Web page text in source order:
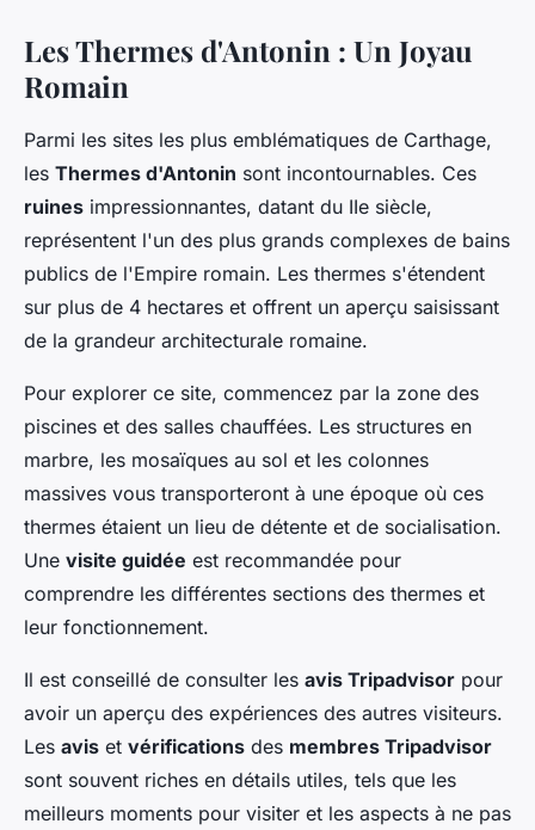
Les Thermes d'Antonin : Un Joyau
Romain
Parmi les sites les plus emblématiques de Carthage,
les Thermes d'Antonin sont incontournables. Ces
ruines impressionnantes, datant du IIe siècle,
représentent l'un des plus grands complexes de bains
publics de l'Empire romain. Les thermes s'étendent
sur plus de 4 hectares et offrent un aperçu saisissant
de la grandeur architecturale romaine.
Pour explorer ce site, commencez par la zone des
piscines et des salles chauffées. Les structures en
marbre, les mosaïques au sol et les colonnes
massives vous transporteront à une époque où ces
thermes étaient un lieu de détente et de socialisation.
Une visite guidée est recommandée pour
comprendre les différentes sections des thermes et
leur fonctionnement.
Il est conseillé de consulter les avis Tripadvisor pour
avoir un aperçu des expériences des autres visiteurs.
Les avis et vérifications des membres Tripadvisor
sont souvent riches en détails utiles, tels que les
meilleurs moments pour visiter et les aspects à ne pas